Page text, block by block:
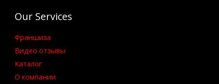
Our Services
Франшиза
Видео отзывы
Каталог
О компании